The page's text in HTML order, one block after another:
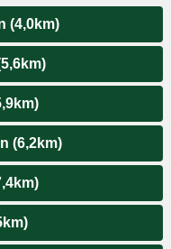
(4,0km)
(6,2km)